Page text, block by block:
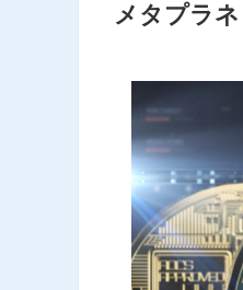
メタプラ